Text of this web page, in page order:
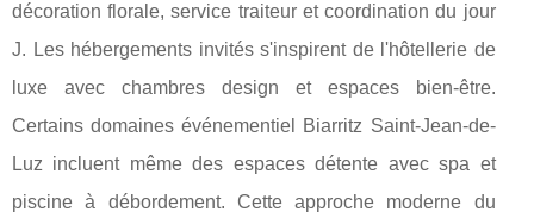
décoration florale, service traiteur et coordination du jour
J. Les hébergements invités s'inspirent de l'hôtellerie de
luxe avec chambres design et espaces bien-être.
Certains domaines événementiel Biarritz Saint-Jean-de-
Luz incluent même des espaces détente avec spa et
piscine à débordement. Cette approche moderne du